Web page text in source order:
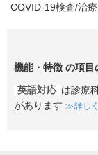
COVID-19検査/治療
機能・特徴 の項目
英語対応 は診療
があります
詳し